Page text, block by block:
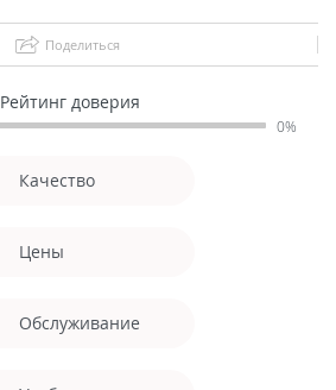
Поделиться
Рейтинг доверия
0%
Качество
Цены
Обслуживание